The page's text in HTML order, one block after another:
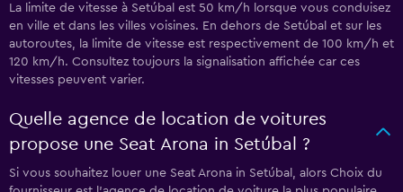
La limite de vitesse à Setúbal est 50 km/h lorsque vous conduisez
en ville et dans les villes voisines. En dehors de Setúbal et sur les
autoroutes, la limite de vitesse est respectivement de 100 km/h et
120 km/h. Consultez toujours la signalisation affichée car ces
vitesses peuvent varier.
Quelle agence de location de voitures
propose une Seat Arona in Setúbal ?
Si vous souhaitez louer une Seat Arona in Setúbal, alors Choix du